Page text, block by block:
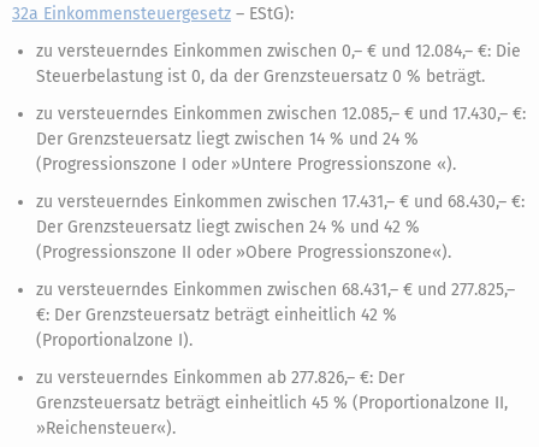
32a Einkommensteuergesetz – EStG):
zu versteuerndes Einkommen zwischen 0,– € und 12.084,– €: Die
Steuerbelastung ist 0, da der Grenzsteuersatz 0 % beträgt.
zu versteuerndes Einkommen zwischen 12.085,– € und 17.430,– €:
Der Grenzsteuersatz liegt zwischen 14 % und 24 %
(Progressionszone I oder »Untere Progressionszone «).
zu versteuerndes Einkommen zwischen 17.431,– € und 68.430,– €:
Der Grenzsteuersatz liegt zwischen 24 % und 42 %
(Progressionszone II oder »Obere Progressionszone«).
zu versteuerndes Einkommen zwischen 68.431,– € und 277.825,–
€: Der Grenzsteuersatz beträgt einheitlich 42 %
(Proportionalzone I).
zu versteuerndes Einkommen ab 277.826,– €: Der
Grenzsteuersatz beträgt einheitlich 45 % (Proportionalzone II,
»Reichensteuer«).